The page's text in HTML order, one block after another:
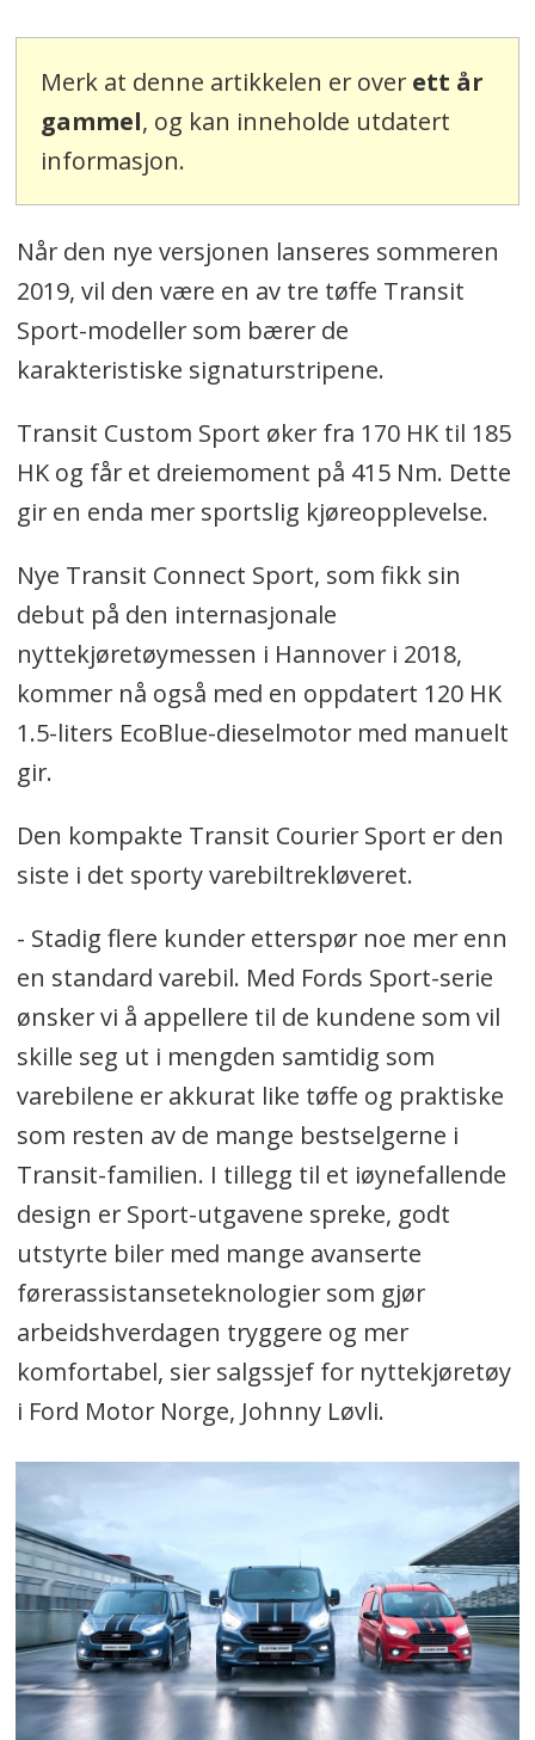
Merk at denne artikkelen er over ett år
gammel, og kan inneholde utdatert
informasjon.
Når den nye versjonen lanseres sommeren
2019, vil den være en av tre tøffe Transit
Sport-modeller som bærer de
karakteristiske signaturstripene.
Transit Custom Sport øker fra 170 HK til 185
HK og får et dreiemoment på 415 Nm. Dette
gir en enda mer sportslig kjøreopplevelse.
Nye Transit Connect Sport, som fikk sin
debut på den internasjonale
nyttekjøretøymessen i Hannover i 2018,
kommer nå også med en oppdatert 120 HK
1.5-liters EcoBlue-dieselmotor med manuelt
gir.
Den kompakte Transit Courier Sport er den
siste i det sporty varebiltrekløveret.
- Stadig flere kunder etterspør noe mer enn
en standard varebil. Med Fords Sport-serie
ønsker vi å appellere til de kundene som vil
skille seg ut i mengden samtidig som
varebilene er akkurat like tøffe og praktiske
som resten av de mange bestselgerne i
Transit-familien. I tillegg til et iøynefallende
design er Sport-utgavene spreke, godt
utstyrte biler med mange avanserte
førerassistanseteknologier som gjør
arbeidshverdagen tryggere og mer
komfortabel, sier salgssjef for nyttekjøretøy
i Ford Motor Norge, Johnny Løvli.